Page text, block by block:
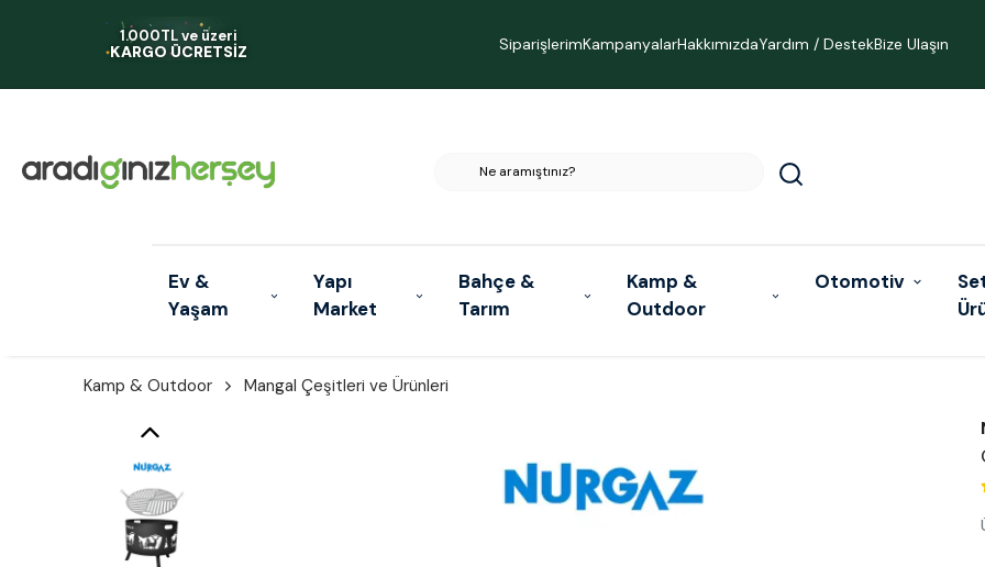
1.000TL ve üzeri
KARGO ÜCRETSİZ SiparişlerimKampanyalarHakkımızdaYardım / DestekBize Ulaşın
Ev &
Yaşam
Yapı
Market
Bahçe &
Tarım
Kamp &
Outdoor
Otomotiv
Kamp & Outdoor Mangal Çeşitleri ve Ürünleri